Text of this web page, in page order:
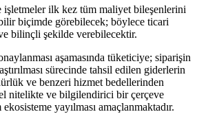
işletmeler ilk kez tüm maliyet bileşenlerini
biçimde görebilecek; böylece ticari
ve bilinçli şekilde verebilecektir.
aşamasında tüketiciye; siparişin
sürecinde tahsil edilen giderlerin
ve benzeri hizmet bedellerinden
nitelikte ve bilgilendirici bir çerçeve
yayılması amaçlanmaktadır.